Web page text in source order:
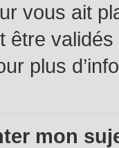
vous ait
être
plus
mon